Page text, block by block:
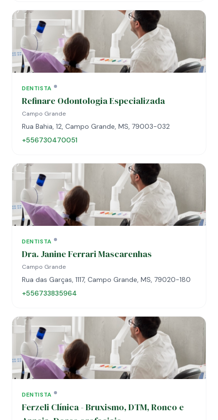
DENTISTA
Refinare Odontologia Especializada
Campo Grande
Rua Bahia, 12, Campo Grande, MS, 79003-032
+556730470051
DENTISTA
Dra. Janine Ferrari Mascarenhas
Campo Grande
Rua das Garças, 1117, Campo Grande, MS, 79020-180
+556733835964
DENTISTA
Ferzeli Clínica - Bruxismo, DTM, Ronco e